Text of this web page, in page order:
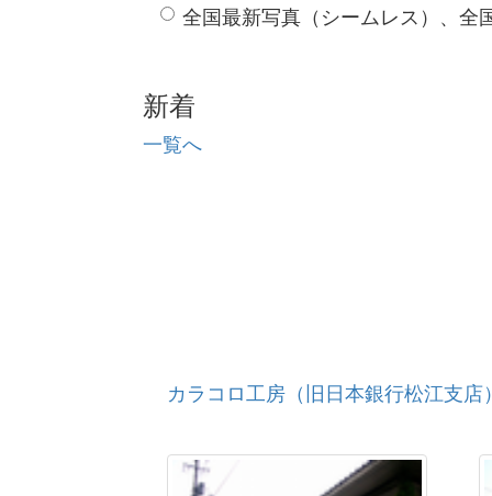
全国最新写真（シームレス）、全
新着
一覧へ
カラコロ工房（旧日本銀行松江支店